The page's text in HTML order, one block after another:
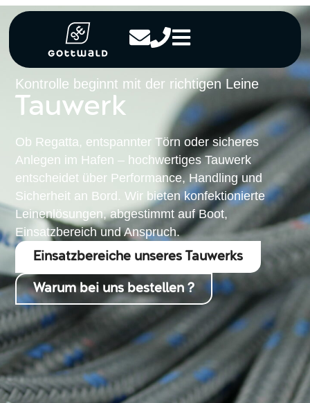
Kontrolle beginnt mit der richtigen Leine
Tauwerk
Ob Regatta, entspannter Törn oder sicheres
Anlegen im Hafen – hochwertiges Tauwerk
entscheidet über Performance, Handling und
Sicherheit an Bord. Wir bieten konfektionierte
Leinenlösungen, abgestimmt auf Boot,
Einsatzbereich und Anspruch.
Einsatzbereiche unseres Tauwerks
Warum bei uns bestellen ?